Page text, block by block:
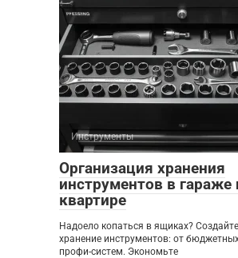
Инструменты
Организация хранения
инструментов в гараже
квартире
Надоело копаться в ящиках?
хранение инструментов: от
профи-систем. Экономьте